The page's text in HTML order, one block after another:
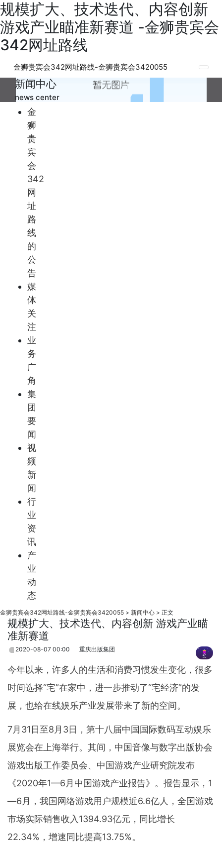
规模扩大、技术迭代、内容创新
游戏产业瞄准新赛道 -金狮贵宾会
342网址路线
金狮贵宾会342网址路线-金狮贵宾会3420055
新闻中心
news center
金
狮
贵
宾
会
342
网
址
路
线
的
公
告
媒
体
关
注
业
务
广
角
集
团
要
闻
视
频
新
闻
行
业
资
讯
产
业
动
态
金狮贵宾会342网址路线-金狮贵宾会3420055 > 新闻中心 > 正文
规模扩大、技术迭代、内容创新 游戏产业瞄
准新赛道
2020-08-07 00:00 重庆出版集团
今年以来，许多人的生活和消费习惯发生变化，很多
时间选择“宅”在家中，进一步推动了“宅经济”的发
展，也给在线娱乐产业发展带来了新的空间。
7月31日至8月3日，第十八届中国国际数码互动娱乐
展览会在上海举行。其间，中国音像与数字出版协会
游戏出版工作委员会、中国游戏产业研究院发布
《2020年1—6月中国游戏产业报告》。报告显示，1
—6月，我国网络游戏用户规模近6.6亿人，全国游戏
市场实际销售收入1394.93亿元，同比增长
22.34%，增速同比提高13.75%。